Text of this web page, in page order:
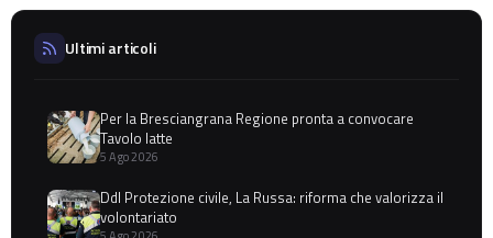
Ultimi articoli
Per la Bresciangrana Regione pronta a convocare
Tavolo latte
5 Ago 2026
Ddl Protezione civile, La Russa: riforma che valorizza il
volontariato